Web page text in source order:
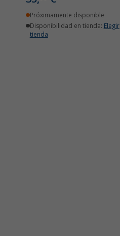
Próximamente disponible
Disponibilidad en tienda: Elegir
tienda